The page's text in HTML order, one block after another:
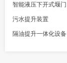
智能液压下开式堰门
污水提升装置
隔油提升一体化设备